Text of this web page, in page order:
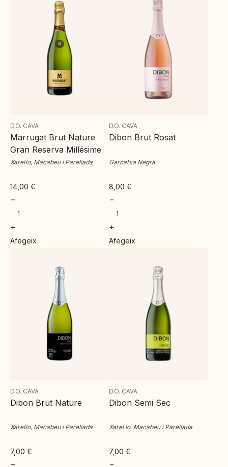
D.O. CAVA
Marrugat Brut Nature
Gran Reserva Millésime
Xarel·lo, Macabeu i Parellada
14,00 €
−
+
Afegeix
D.O. CAVA
Dibon Brut Rosat
Garnatxa Negra
8,00 €
−
+
Afegeix
D.O. CAVA
Dibon Brut Nature
Xarel·lo, Macabeu i Parellada
7,00 €
−
D.O. CAVA
Dibon Semi Sec
Xarel.lo, Macabeu i Parellada
7,00 €
−